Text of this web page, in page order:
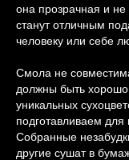
она прозрачная и не
станут отличным
человеку или себе
Смола не
должны быть
уникальных
подготавливаем для
Собранные
другие сушат в